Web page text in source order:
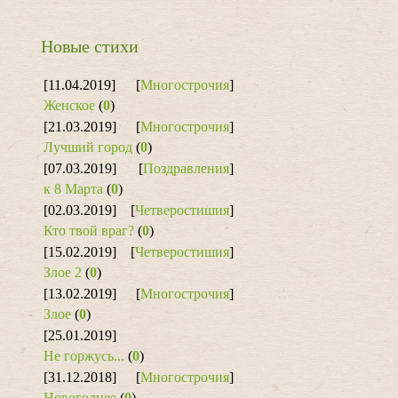
Новые стихи
[11.04.2019] [Многострочия]
Женское (0)
[21.03.2019]
[Многострочия]
Лучший город (0)
[07.03.2019]
[Поздравления]
к 8 Марта (0)
[02.03.2019]
[Четверостишия]
Кто твой враг? (0)
[15.02.2019]
[Четверостишия]
Злое 2 (0)
[13.02.2019]
[Многострочия]
Злое (0)
[25.01.2019]
Не горжусь... (0)
[31.12.2018]
[Многострочия]